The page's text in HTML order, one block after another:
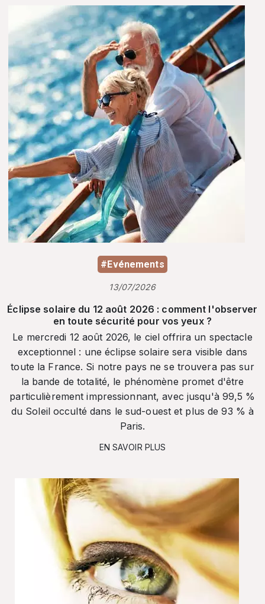
#Evénements
13/07/2026
Éclipse solaire du 12 août 2026 : comment l'observer
en toute sécurité pour vos yeux ?
Le mercredi 12 août 2026, le ciel offrira un spectacle
exceptionnel : une éclipse solaire sera visible dans
toute la France. Si notre pays ne se trouvera pas sur
la bande de totalité, le phénomène promet d'être
particulièrement impressionnant, avec jusqu'à 99,5 %
du Soleil occulté dans le sud-ouest et plus de 93 % à
Paris.
EN SAVOIR PLUS